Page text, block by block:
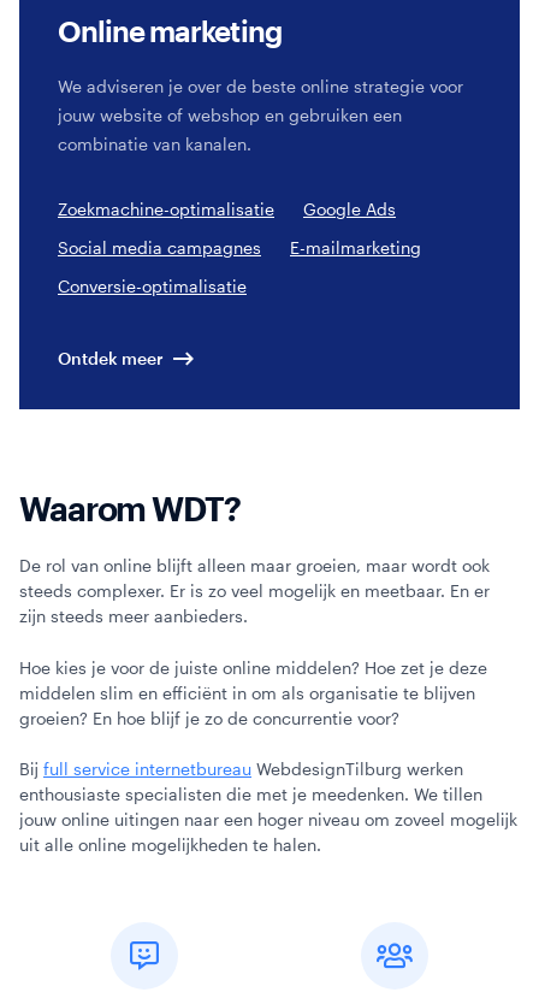
Online marketing
We adviseren je over de beste online strategie voor
jouw website of webshop en gebruiken een
combinatie van kanalen.
Zoekmachine-optimalisatie
Google Ads
Social media campagnes
E-mailmarketing
Conversie-optimalisatie
Ontdek meer
Waarom WDT?
De rol van online blijft alleen maar groeien, maar wordt ook
steeds complexer. Er is zo veel mogelijk en meetbaar. En er
zijn steeds meer aanbieders.
Hoe kies je voor de juiste online middelen? Hoe zet je deze
middelen slim en efficiënt in om als organisatie te blijven
groeien? En hoe blijf je zo de concurrentie voor?
Bij full service internetbureau WebdesignTilburg werken
enthousiaste specialisten die met je meedenken. We tillen
jouw online uitingen naar een hoger niveau om zoveel mogelijk
uit alle online mogelijkheden te halen.